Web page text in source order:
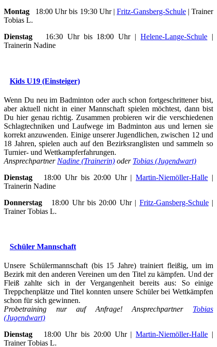
Montag 18:00 Uhr bis 19:30 Uhr | Fritz-Gansberg-Schule| Trainer
Tobias L.
Dienstag 16:30 Uhr bis 18:00 Uhr |Helene-Lange-Schule |
Trainerin Nadine
Kids U19 (Einsteiger)
Wenn Du neu im Badminton oder auch schon fortgeschrittener bist,
aber aktuell nicht in einer Mannschaft spielen möchtest, dann bist
Du hier genau richtig. Zusammen probieren wir die verschiedenen
Schlagtechniken und Laufwege im Badminton aus und lernen sie
korrekt anzuwenden. Einige unserer Jugendlichen, zwischen 12 und
18 Jahren, spielen auch auf den Bezirksranglisten und sammeln so
Turnier- und Wettkampferfahrungen.
Ansprechpartner Nadine (Trainerin) oder Tobias (Jugendwart)
Dienstag 18:00 Uhr bis 20:00 Uhr |Martin-Niemöller-Halle |
Trainerin Nadine
Donnerstag 18:00 Uhr bis 20:00 Uhr | Fritz-Gansberg-Schule|
Trainer Tobias L.
Schüler Mannschaft
Unsere Schülermannschaft (bis 15 Jahre) trainiert fleißig, um im
Bezirk mit den anderen Vereinen um den Titel zu kämpfen. Und der
Fleiß zahlte sich in der Vergangenheit bereits aus: So einige
Treppchenplätze und Titel konnten unsere Schüler bei Wettkämpfen
schon für sich gewinnen.
Probetraining nur auf Anfrage! Ansprechpartner Tobias
(Jugendwart)
Dienstag 18:00 Uhr bis 20:00 Uhr |Martin-Niemöller-Halle |
Trainer Tobias L.